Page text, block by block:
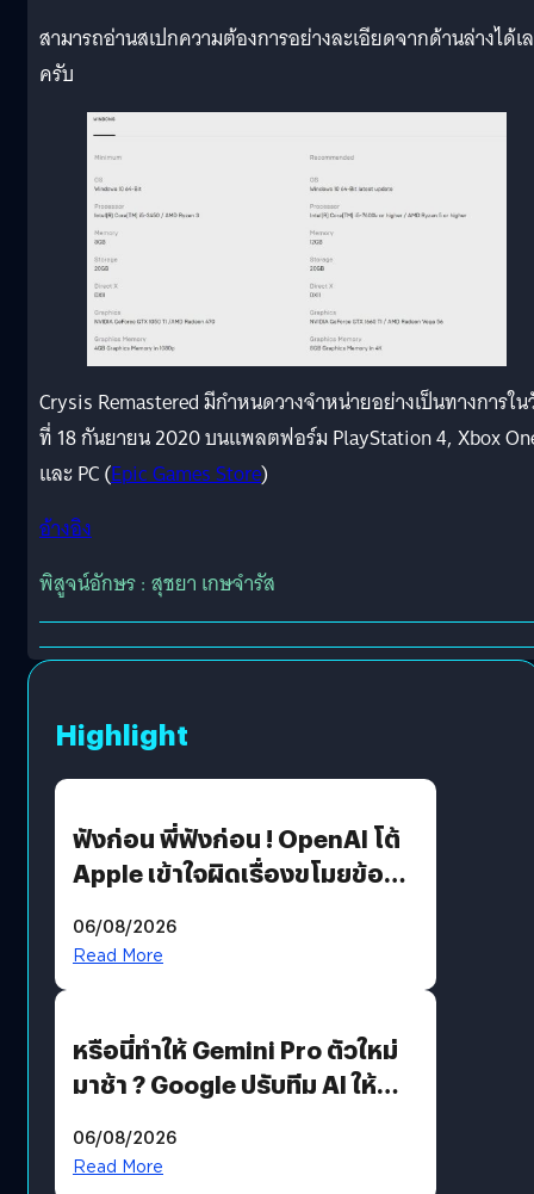
สามารถอ่านสเปกความต้องการอย่างละเอียดจากด้านล่างได้เ
ครับ
Crysis Remastered มีกำหนดวางจำหน่ายอย่างเป็นทางการใ
ที่ 18 กันยายน 2020 บนแพลตฟอร์ม PlayStation 4, Xbox
และ PC (Epic Games Store)
อ้างอิง
พิสูจน์อักษร : สุชยา เกษจำรัส
Highlight
ฟังก่อน พี่ฟังก่อน ! OpenAI โต้
Apple เข้าใจผิดเรื่องขโมยข้อมูล
06/08/2026
Read More
หรือนี่ทำให้ Gemini Pro ตัวใหม่
มาช้า ? Google ปรับทีม AI ให้
AGI
06/08/2026
Read More